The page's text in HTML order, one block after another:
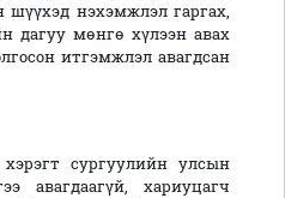
шүүхэд нэхэмжлэл гаргах,
дагуу мөнгө хүлээн авах
итгэмжлэл авагдсан
сургуулийн улсын
авагдаагүй, хариуцагч